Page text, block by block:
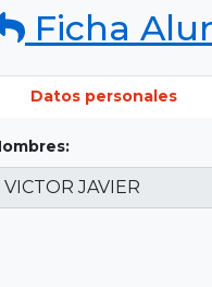
Ficha
Datos personales